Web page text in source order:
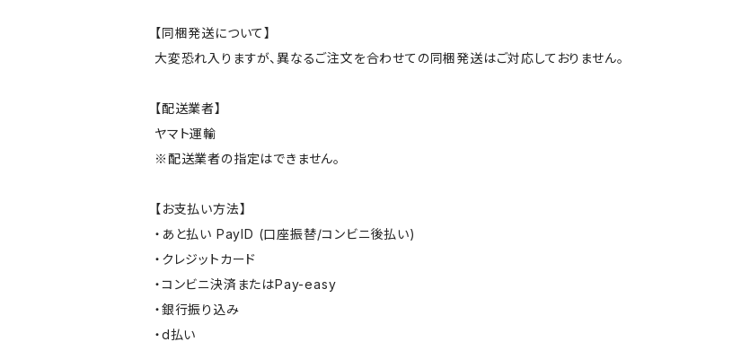
【同梱発送について】
大変恐れ入りますが、異なるご注文を合わせての同梱発送はご対応しておりません。
【配送業者】
ヤマト運輸
※配送業者の指定はできません。
【お支払い方法】
・あと払い PayID (口座振替/コンビニ後払い)
・クレジットカード
・コンビニ決済またはPay-easy
・銀行振り込み
・d払い